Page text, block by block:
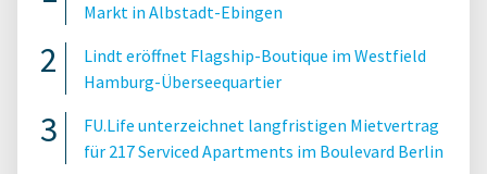
Markt in Albstadt-Ebingen
Lindt eröffnet Flagship-Boutique im Westfield
Hamburg-Überseequartier
FU.Life unterzeichnet langfristigen Mietvertrag
für 217 Serviced Apartments im Boulevard Berlin